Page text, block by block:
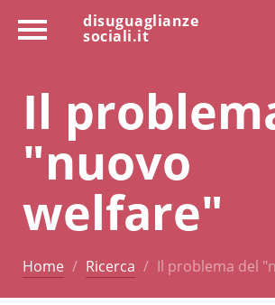
disuguaglianze
sociali.it
Il
"nuovo
welfare"
Home Ricerca Il problema del